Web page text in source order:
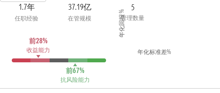
1.7年
任职经验
37.19亿
在管规模
5
管理数量
前28%
收益能力
前67%
抗风险能力
年化回报 %
年化标准差%